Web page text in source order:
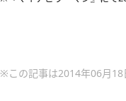
※この記事は2014年06月18